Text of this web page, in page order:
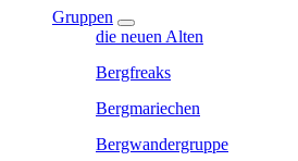
Gruppen
die neuen Alten
Bergfreaks
Bergmariechen
Bergwandergruppe